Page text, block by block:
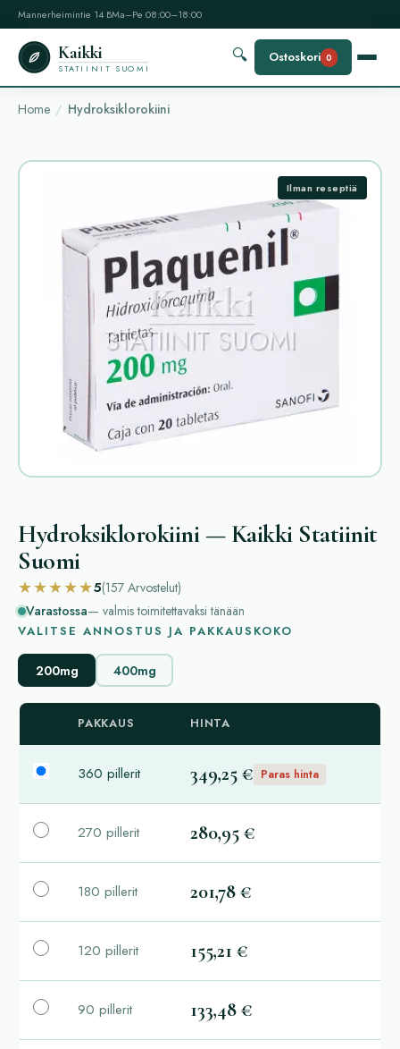
Mannerheimintie 14 BMa–Pe 08:00–18:00
Kaikki
STATIINIT SUOMI
🔍 Ostoskori 0
Home Hydroksiklorokiini
Ilman reseptiä
Hydroksiklorokiini — Kaikki Statiinit
Suomi
★★★★★5(157 Arvostelut)
Varastossa— valmis toimitettavaksi tänään
VALITSE ANNOSTUS JA PAKKAUSKOKO
200mg 400mg
PAKKAUS HINTA
360 pillerit 349,25 € Paras hinta
270 pillerit 280,95 €
180 pillerit 201,78 €
120 pillerit 155,21 €
90 pillerit 133,48 €